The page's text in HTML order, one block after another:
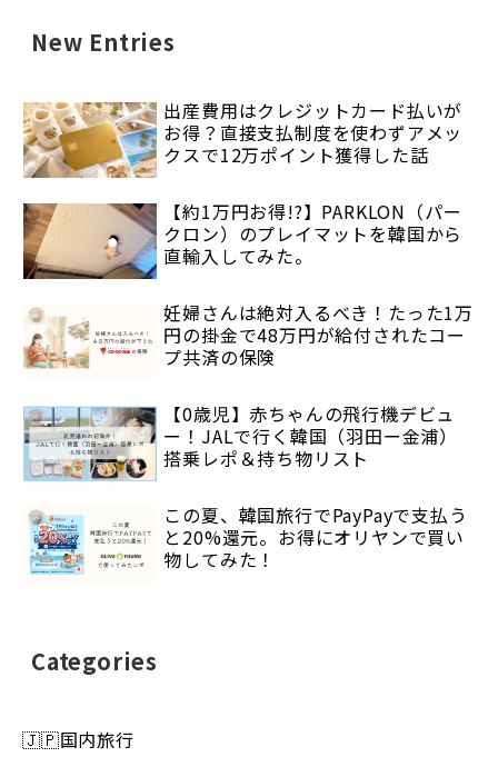
New Entries
出産費用はクレジットカード払いが
お得？直接支払制度を使わずアメッ
クスで12万ポイント獲得した話
【約1万円お得!?】PARKLON（パー
クロン）のプレイマットを韓国から
直輸入してみた。
妊婦さんは絶対入るべき！たった1万
円の掛金で48万円が給付されたコー
プ共済の保険
【0歳児】赤ちゃんの飛行機デビュ
ー！JALで行く韓国（羽田ー金浦）
搭乗レポ＆持ち物リスト
この夏、韓国旅行でPayPayで支払う
と20%還元。お得にオリヤンで買い
物してみた！
Categories
🇯🇵国内旅行